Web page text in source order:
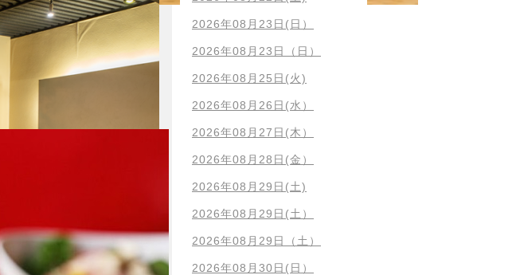
2026年08月23日(日）
2026年08月23日（日）
2026年08月25日(火)
2026年08月26日(水）
2026年08月27日(木）
2026年08月28日(金）
2026年08月29日(土)
2026年08月29日(土）
2026年08月29日（土）
2026年08月30日(日）